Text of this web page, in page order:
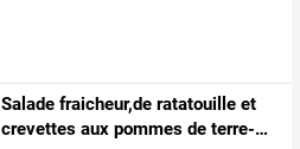
Salade fraicheur,de ratatouille et
crevettes aux pommes de terre-…